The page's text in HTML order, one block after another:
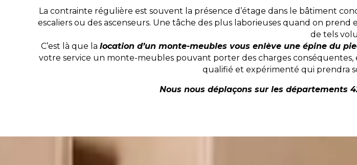
La contrainte régulière est souvent la présence d’étage dans le bâtiment
escaliers ou des ascenseurs. Une tâche des plus laborieuses quand on
de tels
C’est là que la location d’un monte-meubles vous enlève une épine du
votre service un monte-meubles pouvant porter des charges
qualifié et expérimenté qui prendra
Nous nous déplaçons sur les départements